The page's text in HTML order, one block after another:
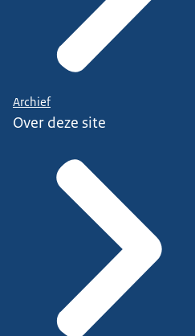
Archief
Over deze site